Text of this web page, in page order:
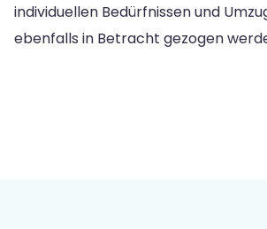
individuellen Bedürfnissen und
ebenfalls in Betracht gezogen